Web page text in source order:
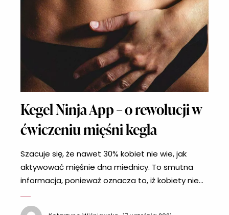
Kegel Ninja App – o rewolucji w
ćwiczeniu mięśni kegla
Szacuje się, że nawet 30% kobiet nie wie, jak
aktywować mięśnie dna miednicy. To smutna
informacja, ponieważ oznacza to, iż kobiety nie
Regularne treningi to przecież gwarancja